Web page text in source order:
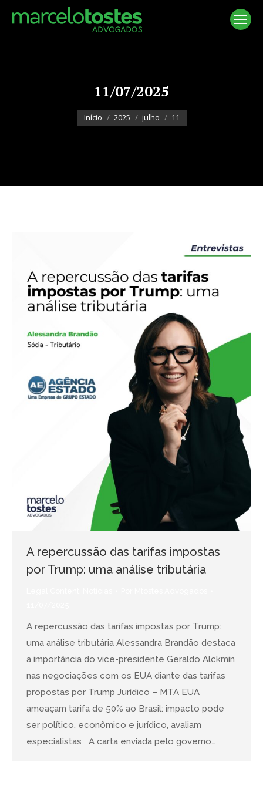
11/07/2025
Você está aqui:
Início 2025 julho 11
A repercussão das tarifas impostas
por Trump: uma análise tributária
A repercussão das tarifas impostas por Trump:
uma análise tributária Alessandra Brandão destaca
a importância do vice-presidente Geraldo Alckmin
nas negociações com os EUA diante das tarifas
propostas por Trump Jurídico – MTA EUA
ameaçam tarifa de 50% ao Brasil: impacto pode
ser político, econômico e jurídico, avaliam
especialistas A carta enviada pelo governo…